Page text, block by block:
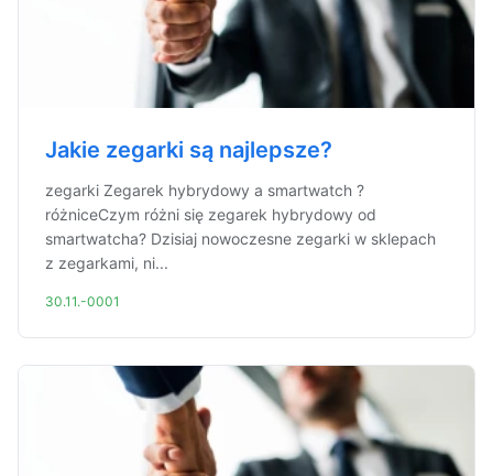
Jakie zegarki są najlepsze?
zegarki Zegarek hybrydowy a smartwatch ?
różniceCzym różni się zegarek hybrydowy od
smartwatcha? Dzisiaj nowoczesne zegarki w sklepach
z zegarkami, ni...
30.11.-0001